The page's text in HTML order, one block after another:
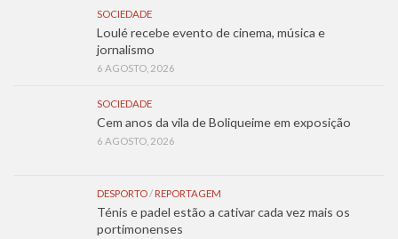
SOCIEDADE
Loulé recebe evento de cinema, música e
jornalismo
6 AGOSTO, 2026
SOCIEDADE
Cem anos da vila de Boliqueime em exposição
6 AGOSTO, 2026
DESPORTO/ REPORTAGEM
Ténis e padel estão a cativar cada vez mais os
portimonenses